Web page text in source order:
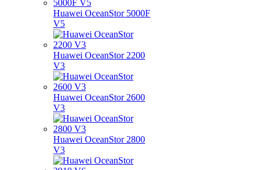
Huawei OceanStor 5000F
V5
Huawei OceanStor 2200
V3
Huawei OceanStor 2600
V3
Huawei OceanStor 2800
V3